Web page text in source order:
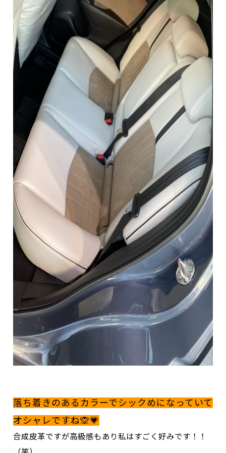
落ち着きのあるカラーでシックめになっていて
オシャレですね🙊💗
合成皮革ですが高級感もあり私はすごく好みです！！